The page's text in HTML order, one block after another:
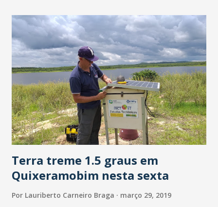
previsão para a taxa de crescimento do PIB em 2019 foi
revisada para 2%, abaixo da estimativa realizada em
dezembro de 2018, que era de 2,5%. Os dados da economia
cearense foram divulgados hoje para a imprensa pelo
Instituto de Pesquisa e Estratégia Econômica do Ceará
(Ipece), órgão vinculado à Secretaria de Planejamento e
Gestão (Seplag) do Governo do Ceará. Taxas de
crescimento (%) do Valor Adicionado por setores e
atividades selecionadas – Ceará – 4º Trimestre de 2018
(*). (Relação a igual...
Terra treme 1.5 graus em
Quixeramobim nesta sexta
Por Lauriberto Carneiro Braga março 29, 2019